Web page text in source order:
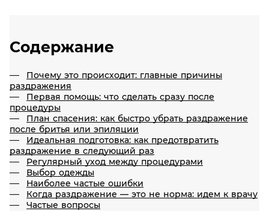
Содержание
Почему это происходит: главные причины
раздражения
Первая помощь: что сделать сразу после
процедуры
План спасения: как быстро убрать раздражение
после бритья или эпиляции
Идеальная подготовка: как предотвратить
раздражение в следующий раз
Регулярный уход между процедурами
Выбор одежды
Наиболее частые ошибки
Когда раздражение — это не норма: идем к врачу
Частые вопросы